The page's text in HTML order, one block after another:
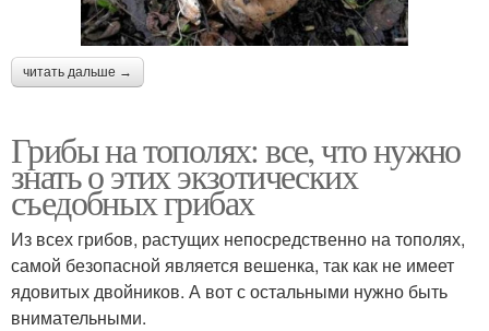
читать дальше →
Грибы на тополях: все, что нужно
знать о этих экзотических
съедобных грибах
Из всех грибов, растущих непосредственно на тополях,
самой безопасной является вешенка, так как не имеет
ядовитых двойников. А вот с остальными нужно быть
внимательными.